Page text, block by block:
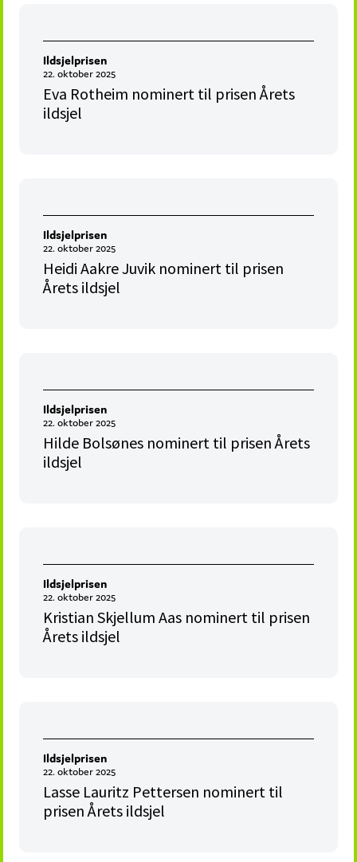
Ildsjelprisen
22. oktober 2025
Eva Rotheim nominert til prisen Årets
ildsjel
Ildsjelprisen
22. oktober 2025
Heidi Aakre Juvik nominert til prisen
Årets ildsjel
Ildsjelprisen
22. oktober 2025
Hilde Bolsønes nominert til prisen Årets
ildsjel
Ildsjelprisen
22. oktober 2025
Kristian Skjellum Aas nominert til prisen
Årets ildsjel
Ildsjelprisen
22. oktober 2025
Lasse Lauritz Pettersen nominert til
prisen Årets ildsjel